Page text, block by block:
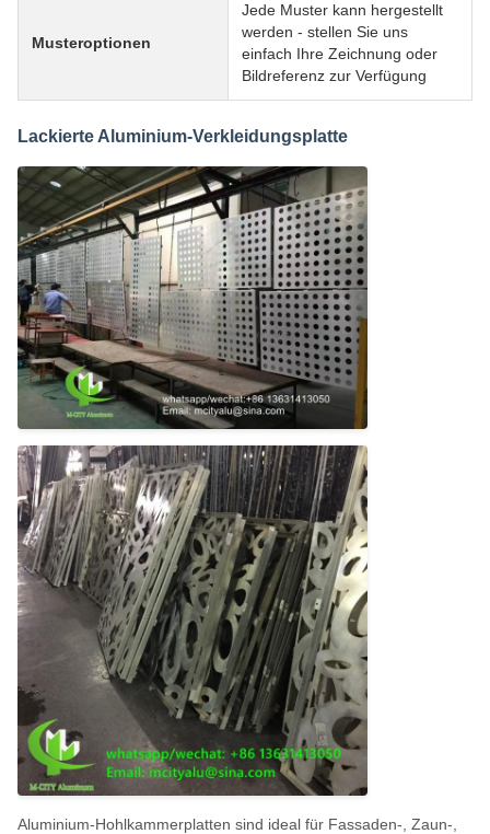
Musteroptionen
Jede Muster kann hergestellt
werden - stellen Sie uns
einfach Ihre Zeichnung oder
Bildreferenz zur Verfügung
Lackierte Aluminium-Verkleidungsplatte
Aluminium-Hohlkammerplatten sind ideal für Fassaden-, Zaun-,